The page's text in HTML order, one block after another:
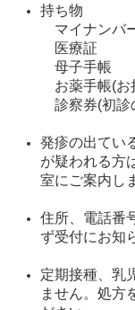
持ち物
マイナンバ
医療証
母子手帳
お薬手帳(お
診察券(初診
発疹の出てい
が疑われる方
室にご案内し
住所、電話番
ず受付にお知
定期接種、乳
ません。処方